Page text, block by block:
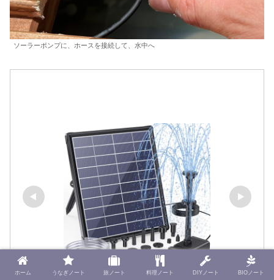
ソーラーポンプに、ホースを接続して、水中へ
ホーム うなぎノート 旅ノート 料理ノート DIYノート BIOノート